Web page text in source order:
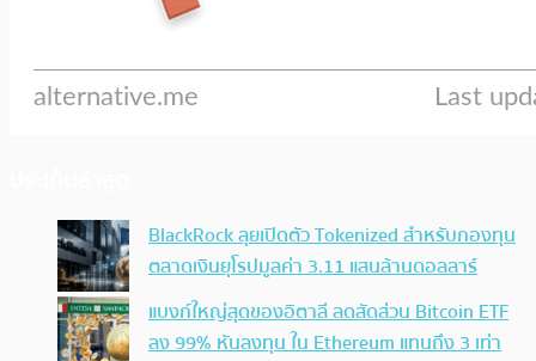
BlackRock ลุยเปิดตัว Tokenized สำหรับกองทุน
ตลาดเงินยุโรปมูลค่า 3.11 แสนล้านดอลลาร์
แบงก์ใหญ่สุดของอิตาลี ลดสัดส่วน Bitcoin ETF
ลง 99% หันลงทุน ใน Ethereum แทนถึง 3 เท่า